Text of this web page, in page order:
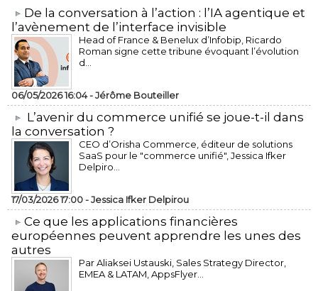
​De la conversation à l’action : l’IA agentique et
l’avènement de l’interface invisible
Head of France & Benelux d’Infobip, Ricardo
Roman signe cette tribune évoquant l’évolution
d...
06/05/2026 16:04 -Jérôme Bouteiller
L’avenir du commerce unifié se joue-t-il dans
la conversation ?
CEO d’Orisha Commerce, éditeur de solutions
SaaS pour le "commerce unifié", Jessica Ifker
Delpiro...
17/03/2026 17:00 -Jessica Ifker Delpirou
​Ce que les applications financières
européennes peuvent apprendre les unes des
autres
Par Aliaksei Ustauski, Sales Strategy Director,
EMEA & LATAM, AppsFlyer...